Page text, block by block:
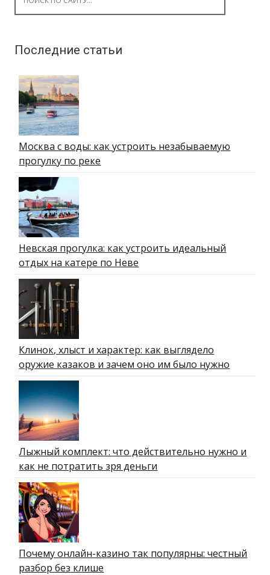
Последние статьи
Москва с воды: как устроить незабываемую
прогулку по реке
Невская прогулка: как устроить идеальный
отдых на катере по Неве
Клинок, хлыст и характер: как выглядело
оружие казаков и зачем оно им было нужно
Лыжный комплект: что действительно нужно и
как не потратить зря деньги
Почему онлайн-казино так популярны: честный
разбор без клише